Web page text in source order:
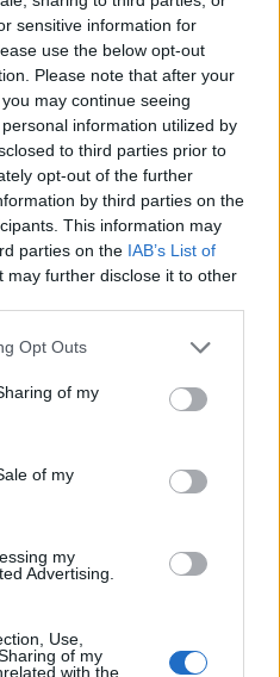
sensitive information for
use the below opt-out
Please note that after your
may continue seeing
information utilized by
to third parties prior to
opt-out of the further
by third parties on the
This information may
parties on the IAB’s List of
may further disclose it to other
Opt Outs
of my
of my
my
Advertising.
Use,
of my
with the
keine Avatare nachwievor
auch in Verbindung mit
aber selbst auch noch nichts
sonst auch manuell schnell
kann und da sind wir
warum.
frage immer wieder mal nach